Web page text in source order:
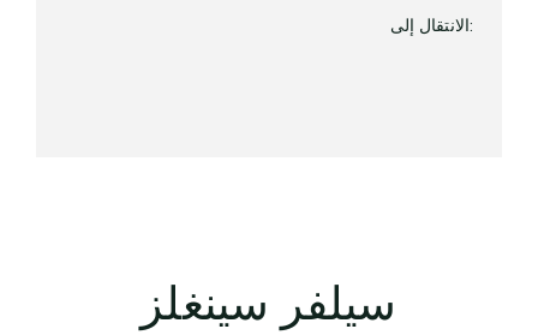
:الانتقال إلى
سيلفر سينغلز